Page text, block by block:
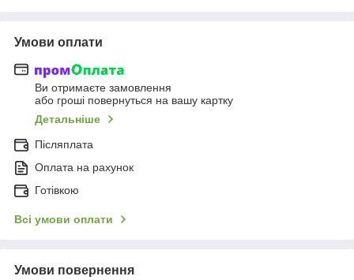
Умови оплати
Ви отримаєте замовлення
або гроші повернуться на вашу картку
Детальніше
Післяплата
Оплата на рахунок
Готівкою
Всі умови оплати
Умови повернення